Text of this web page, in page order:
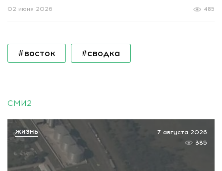
485
02 июня 2026
#восток #сводка
СМИ2
7 августа 2026
385
ЖИЗНЬ